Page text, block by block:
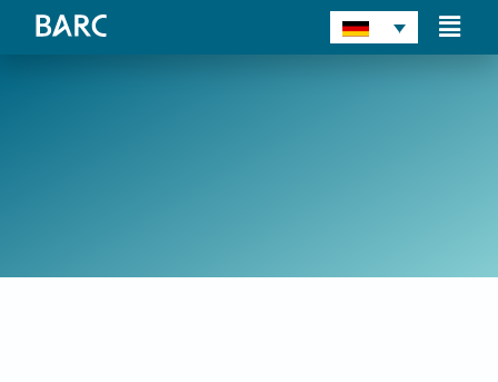
Zum
Inhalt
Main